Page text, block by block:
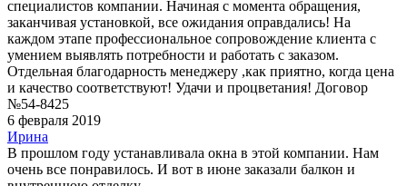
специалистов компании. Начиная с момента обращения,
заканчивая установкой, все ожидания оправдались! На
каждом этапе профессиональное сопровождение клиента с
умением выявлять потребности и работать с заказом.
Отдельная благодарность менеджеру ,как приятно, когда цена
и качество соответствуют! Удачи и процветания! Договор
№54-8425
6 февраля 2019
Ирина
В прошлом году устанавливала окна в этой компании. Нам
очень все понравилось. И вот в июне заказали балкон и